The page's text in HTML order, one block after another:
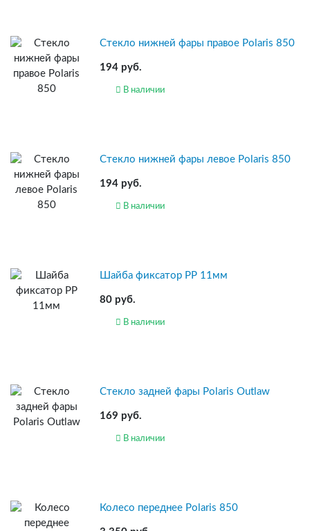
Стекло нижней фары правое Polaris 850
194 руб.
В наличии
Стекло нижней фары левое Polaris 850
194 руб.
В наличии
Шайба фиксатор PP 11мм
80 руб.
В наличии
Стекло задней фары Polaris Outlaw
169 руб.
В наличии
Колесо переднее Polaris 850